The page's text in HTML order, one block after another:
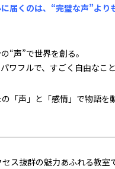
届くのは、“完璧な声”より
“声”で世界を創る。
ワフルで、すごく自由なこと
「声」と「感情」で物語を
ス抜群の魅力あふれる教室で